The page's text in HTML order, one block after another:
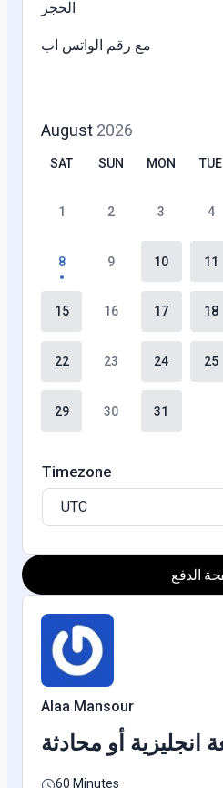
August 2026
SAT SUN MON TUE
1 2 3 4
8 9 10 11
15 16 17 18
22 23 24 25
29 30 31
Timezone
UTC
الدفع
Alaa Mansour
انجليزية أو محادثة
60 Minutes